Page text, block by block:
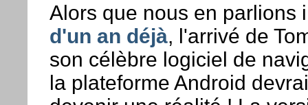
Alors que nous en parlions
d'un an déjà, l'arrivé de
son célèbre logiciel de
la plateforme Android